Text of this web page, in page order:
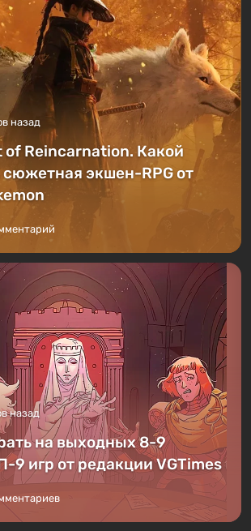
назад
of Reincarnation. Какой
сюжетная экшен-RPG от
назад
на выходных 8-9
9 игр от редакции VGTimes